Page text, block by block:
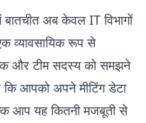
बातचीत अब केवल IT विभागों
व्यावसायिक रूप से
और टीम सदस्य को समझने
आपको अपने मीटिंग डेटा
आप यह कितनी मजबूती से